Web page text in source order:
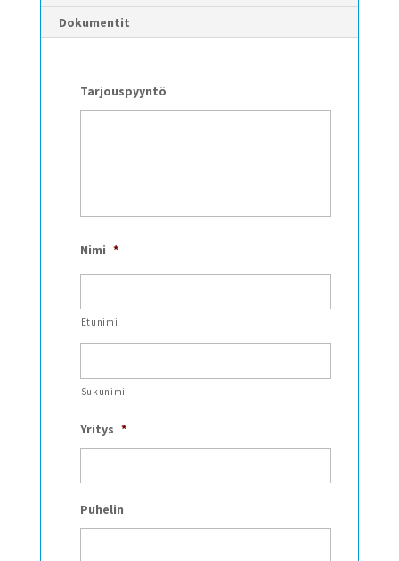
Dokumentit
Tarjouspyyntö
Nimi *
Etunimi
Sukunimi
Yritys *
Puhelin